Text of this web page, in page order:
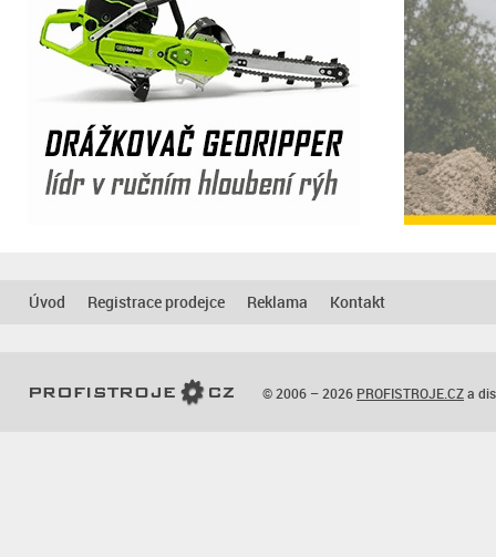
Úvod Registrace prodejce Reklama Kontakt
© 2006 – 2026 PROFISTROJE.CZa